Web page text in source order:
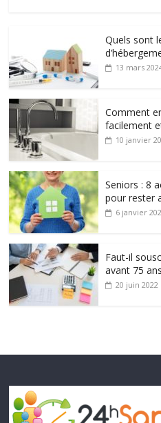
Quels sont
13 mars
Comment
facilement
10 janvier
Seniors : 8
pour rester
6 janvier
Faut-il
avant 75
20 juin 2022